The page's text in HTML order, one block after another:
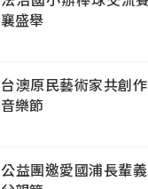
襄盛舉
台澳原民藝術家共創
音樂節
公益團邀愛國浦長輩